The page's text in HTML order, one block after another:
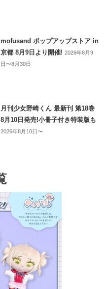
mofusand ポップアップストア in
京都 8月9日より開催!2026年8月9
日〜8月30日
月刊少女野崎くん 最新刊 第18巻
8月10日発売!小冊子付き特装版も
2026年8月10日〜